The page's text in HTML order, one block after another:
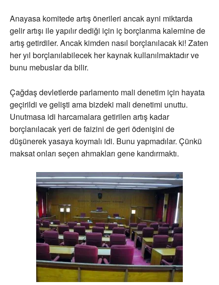
Anayasa komitede artış önerileri ancak ayni miktarda
gelir artışı ile yapılır dediği için iç borçlanma kalemine de
artış getirdiler. Ancak kimden nasıl borçlanılacak ki! Zaten
her yıl borçlanılabilecek her kaynak kullanılmaktadır ve
bunu mebuslar da bilir.
Çağdaş devletlerde parlamento mali denetim için hayata
geçirildi ve gelişti ama bizdeki mali denetimi unuttu.
Unutmasa idi harcamalara getirilen artış kadar
borçlanılacak yeri de faizini de geri ödenişini de
düşünerek yasaya koymalı idi. Bunu yapmadılar. Çünkü
maksat onları seçen ahmakları gene kandırmaktı.